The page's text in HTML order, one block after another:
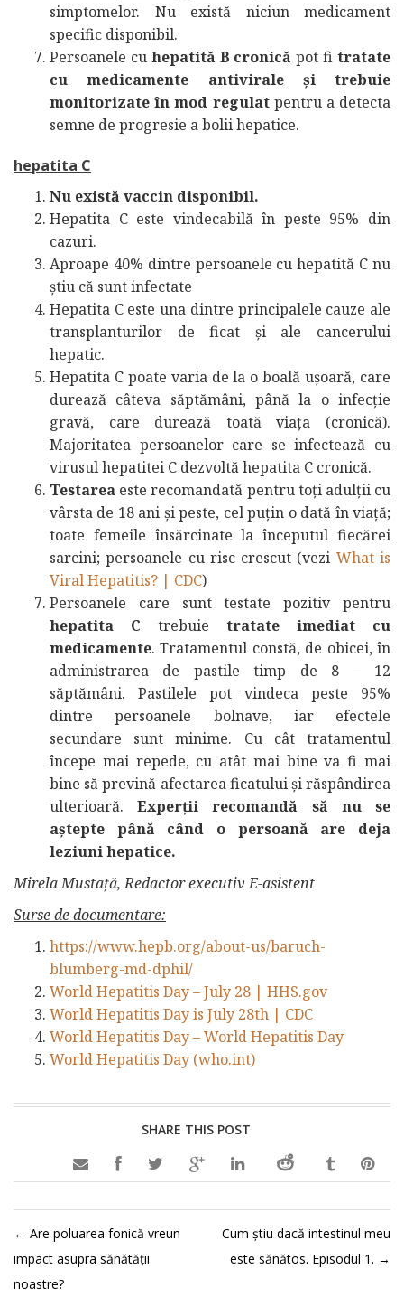
simptomelor. Nu există niciun medicament
specific disponibil.
Persoanele cuhepatită B cronicăpot fi tratate
cu medicamente antivirale și trebuie
monitorizate în mod regulat pentru a detecta
semne de progresie a bolii hepatice.
hepatita C
Nu există vaccin disponibil.
Hepatita C este vindecabilă în peste 95% din
cazuri.
Aproape 40% dintre persoanele cu hepatită C nu
știu că sunt infectate
Hepatita C este una dintre principalele cauze ale
transplanturilor de ficat și ale cancerului
hepatic.
Hepatita C poate varia de la o boală ușoară, care
durează câteva săptămâni, până la o infecție
gravă, care durează toată viața (cronică).
Majoritatea persoanelor care se infectează cu
virusul hepatitei C dezvoltă hepatita C cronică.
Testarea este recomandată pentru toți adulții cu
vârsta de 18 ani și peste, cel puțin o dată în viață;
toate femeile însărcinate la începutul fiecărei
sarcini; persoanele cu risc crescut (vezi What is
Viral Hepatitis? | CDC)
Persoanele care sunt testate pozitiv pentru
hepatita C trebuie tratate imediat cu
medicamente. Tratamentul constă, de obicei, în
administrarea de pastile timp de 8 – 12
săptămâni. Pastilele pot vindeca peste 95%
dintre persoanele bolnave, iar efectele
secundare sunt minime. Cu cât tratamentul
începe mai repede, cu atât mai bine va fi mai
bine să prevină afectarea ficatului și răspândirea
ulterioară.Experții recomandă să nu se
aștepte până când o persoană are deja
leziuni hepatice.
Mirela Mustață, Redactor executiv E-asistent
Surse de documentare:
https://www.hepb.org/about-us/baruch-
blumberg-md-dphil/
World Hepatitis Day – July 28 | HHS.gov
World Hepatitis Day is July 28th | CDC
World Hepatitis Day – World Hepatitis Day
World Hepatitis Day (who.int)
SHARE THIS POST

← Are poluarea fonică vreun
impact asupra sănătății
noastre?
Cum știu dacă intestinul meu
este sănătos. Episodul 1. →